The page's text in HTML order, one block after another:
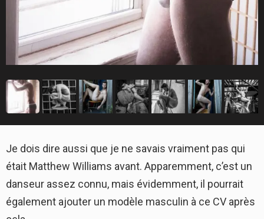
Je dois dire aussi que je ne savais vraiment pas qui
était Matthew Williams avant. Apparemment, c’est un
danseur assez connu, mais évidemment, il pourrait
également ajouter un modèle masculin à ce CV après